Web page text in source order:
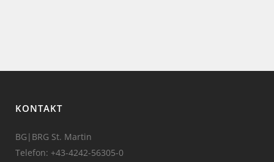
KONTAKT
BG|BRG St. Martin
Telefon: +43-4242-56305-0